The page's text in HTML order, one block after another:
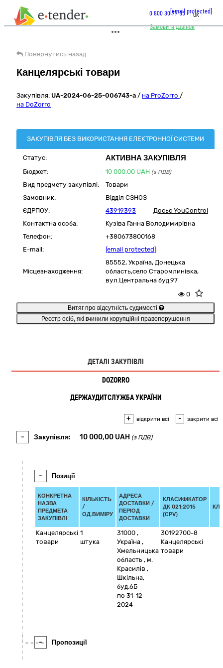
Замовити дзвінок
0 800 30 77 55[email protected]
UK
Повернутись назад
Канцелярські товари
Закупівля: UA-2024-06-25-006743-a / на ProZorro /
на DoZorro
ЗАКУПІВЛЯ БЕЗ ВИКОРИСТАННЯ ЕЛЕКТРОННОЇ СИСТЕМИ
Статус: АКТИВНА ЗАКУПІВЛЯ
Бюджет: 10 000,00 UAH (з ПДВ)
Вид предмету закупівлі:
Товари
Замовник:
Відділ СЗНОЗ
ЄДРПОУ:
43919393
Досьє YouControl
Контактна особа:
Кузіва Ганна Володимирівна
Телефон:
+380673800168
E-mail:
[email protected]
Місцезнаходження:
85552, Україна, Донецька
область,село Старомлинівка,
вул.Центральна буд.97
0
Витяг про відсутність судимості
Реєстр осіб, які вчинили корупційні правопорушення
ДЕТАЛІ ЗАКУПІВЛІ
DOZORRO
ДЕРЖАУДИТСЛУЖБА УКРАЇНИ
+ відкрити всі - закрити всі
- Закупівля: 10 000,00 UAH (з ПДВ)
- Позиції
КОНКРЕТНА
НАЗВА
ПРЕДМЕТА
ЗАКУПІВЛІ
КІЛЬКІСТЬ
/
ОД.ВИМІРУ
АДРЕСА
ДОСТАВКИ /
ПЕРІОД
ДОСТАВКИ
КЛАСИФІКАТОР
ДК 021:2015
(CPV)
Канцелярські
товари
1
штука
31000 ,
Україна ,
Хмельницька
область , м.
Красилів ,
Шкільна,
буд.6Б
по 31-12-
2024
30192700-8
Канцелярські
товари
- Пропозиції